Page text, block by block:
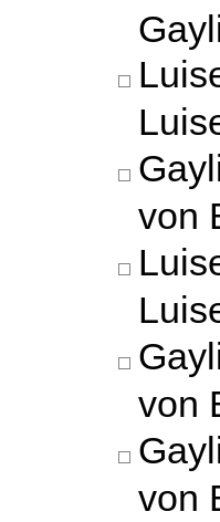
von
von
von